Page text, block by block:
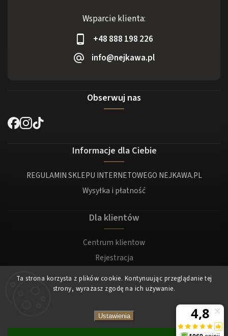
Ta strona korzysta z plików cookie. Kontynuując przeglądanie tej
strony, wyrażasz zgodę na ich używanie.
Ustawienia
Wsparcie klienta:
+48 888 198 226
info@nejkawa.pl
Obserwuj nas
Informacje dla Ciebie
REGULAMIN SKLEPU INTERNETOWEGO NEJKAWA.PL
Wysyłka i płatność
Dla klientów
Centrum klientow
Rejestracja
Zaloguj sie
Nejkawa. Wszystkie prawa zastrzeżone.